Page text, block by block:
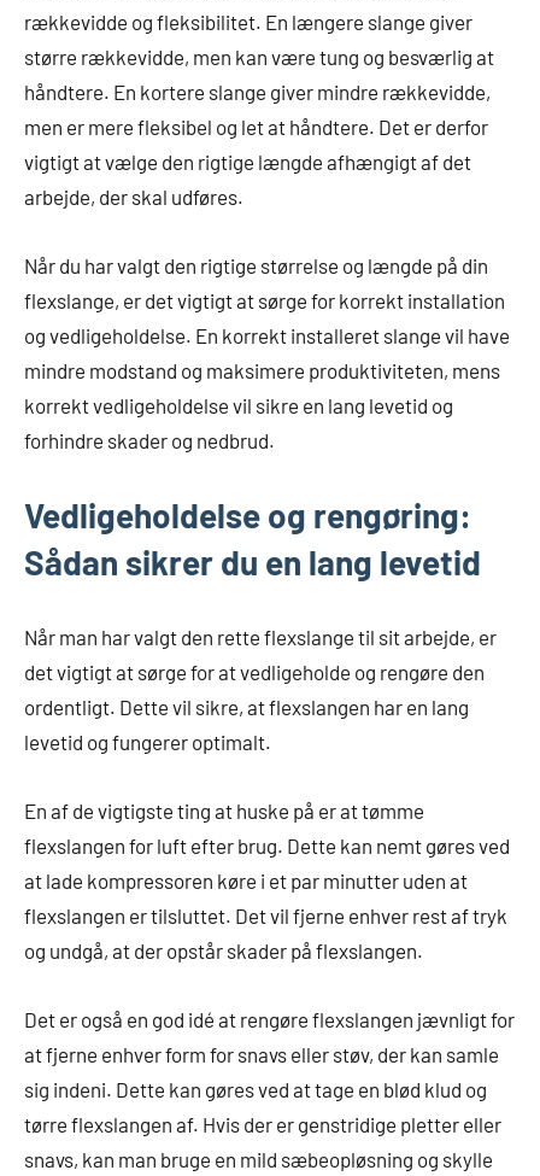
rækkevidde og fleksibilitet. En længere slange giver
større rækkevidde, men kan være tung og besværlig at
håndtere. En kortere slange giver mindre rækkevidde,
men er mere fleksibel og let at håndtere. Det er derfor
vigtigt at vælge den rigtige længde afhængigt af det
arbejde, der skal udføres.
Når du har valgt den rigtige størrelse og længde på din
flexslange, er det vigtigt at sørge for korrekt installation
og vedligeholdelse. En korrekt installeret slange vil have
mindre modstand og maksimere produktiviteten, mens
korrekt vedligeholdelse vil sikre en lang levetid og
forhindre skader og nedbrud.
Vedligeholdelse og rengøring:
Sådan sikrer du en lang levetid
Når man har valgt den rette flexslange til sit arbejde, er
det vigtigt at sørge for at vedligeholde og rengøre den
ordentligt. Dette vil sikre, at flexslangen har en lang
levetid og fungerer optimalt.
En af de vigtigste ting at huske på er at tømme
flexslangen for luft efter brug. Dette kan nemt gøres ved
at lade kompressoren køre i et par minutter uden at
flexslangen er tilsluttet. Det vil fjerne enhver rest af tryk
og undgå, at der opstår skader på flexslangen.
Det er også en god idé at rengøre flexslangen jævnligt for
at fjerne enhver form for snavs eller støv, der kan samle
sig indeni. Dette kan gøres ved at tage en blød klud og
tørre flexslangen af. Hvis der er genstridige pletter eller
snavs, kan man bruge en mild sæbeopløsning og skylle